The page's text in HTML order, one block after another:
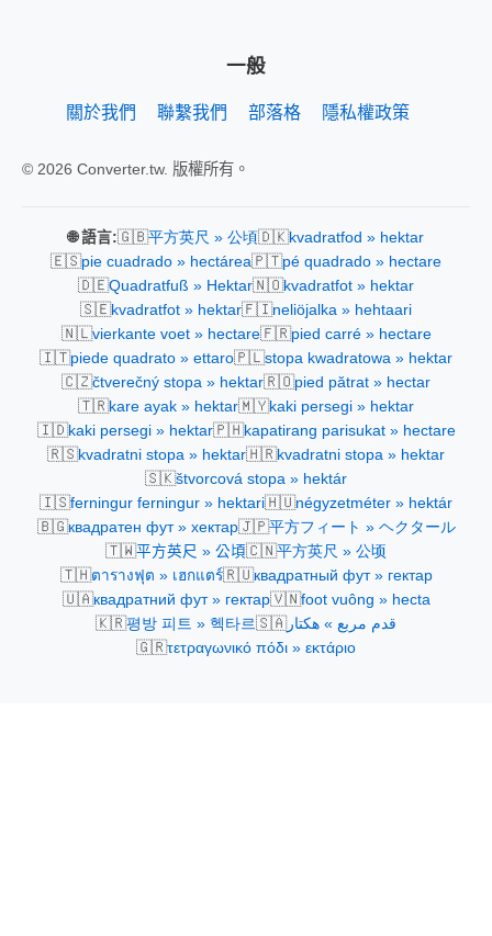
一般
關於我們 聯繫我們 部落格 隱私權政策
© 2026 Converter.tw. 版權所有。
🌐 語言:🇬🇧平方英尺 » 公頃🇩🇰kvadratfod » hektar
🇪🇸pie cuadrado » hectárea🇵🇹pé quadrado » hectare
🇩🇪Quadratfuß » Hektar🇳🇴kvadratfot » hektar
🇸🇪kvadratfot » hektar🇫🇮neliöjalka » hehtaari
🇳🇱vierkante voet » hectare🇫🇷pied carré » hectare
🇮🇹piede quadrato » ettaro🇵🇱stopa kwadratowa » hektar
🇨🇿čtverečný stopa » hektar🇷🇴pied pătrat » hectar
🇹🇷kare ayak » hektar🇲🇾kaki persegi » hektar
🇮🇩kaki persegi » hektar🇵🇭kapatirang parisukat » hectare
🇷🇸kvadratni stopa » hektar🇭🇷kvadratni stopa » hektar
🇸🇰štvorcová stopa » hektár
🇮🇸ferningur ferningur » hektari🇭🇺négyzetméter » hektár
🇧🇬квадратен фут » хектар🇯🇵平方フィート » ヘクタール
🇹🇼平方英尺 » 公頃🇨🇳平方英尺 » 公顷
🇹🇭ตารางฟุต » เฮกแตร์🇷🇺квадратный фут » гектар
🇺🇦квадратний фут » гектар🇻🇳foot vuông » hecta
🇰🇷평방 피트 » 헥타르🇸🇦قدم مربع » هكتار
🇬🇷τετραγωνικό πόδι » εκτάριο